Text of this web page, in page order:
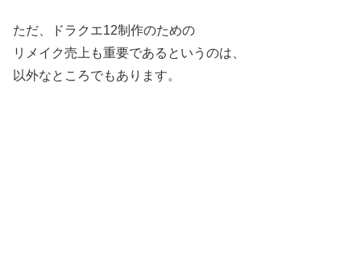
ただ、ドラクエ12制作のための
リメイク売上も重要であるというのは、
以外なところでもあります。